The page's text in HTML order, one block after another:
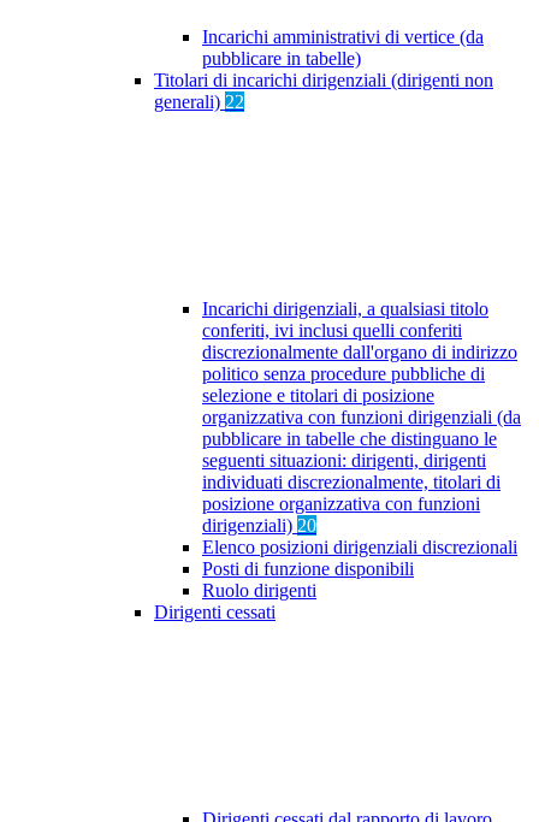
Incarichi amministrativi di vertice (da
pubblicare in tabelle)
Titolari di incarichi dirigenziali (dirigenti non
generali) 22
Incarichi dirigenziali, a qualsiasi titolo
conferiti, ivi inclusi quelli conferiti
discrezionalmente dall'organo di indirizzo
politico senza procedure pubbliche di
selezione e titolari di posizione
organizzativa con funzioni dirigenziali (da
pubblicare in tabelle che distinguano le
seguenti situazioni: dirigenti, dirigenti
individuati discrezionalmente, titolari di
posizione organizzativa con funzioni
dirigenziali) 20
Elenco posizioni dirigenziali discrezionali
Posti di funzione disponibili
Ruolo dirigenti
Dirigenti cessati